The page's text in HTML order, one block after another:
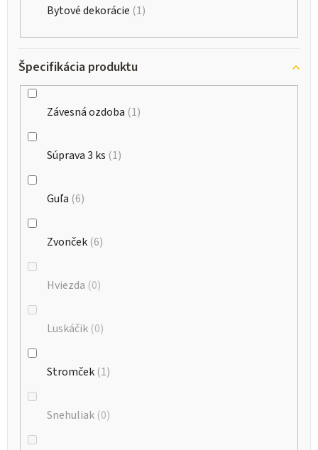
Bytové dekorácie 1
Špecifikácia produktu
Závesná ozdoba 1
Súprava 3 ks 1
Guľa 6
Zvonček 6
Hviezda 0
Luskáčik 0
Stromček 1
Snehuliak 0